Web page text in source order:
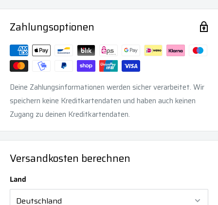
Zahlungsoptionen
Deine Zahlungsinformationen werden sicher verarbeitet. Wir
speichern keine Kreditkartendaten und haben auch keinen
Zugang zu deinen Kreditkartendaten.
Versandkosten berechnen
Land